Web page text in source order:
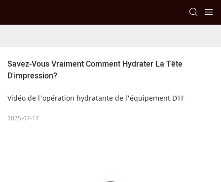
Savez-Vous Vraiment Comment Hydrater La Tête
D'impression?
Vidéo de l'opération hydratante de l'équipement DTF
2025-07-17